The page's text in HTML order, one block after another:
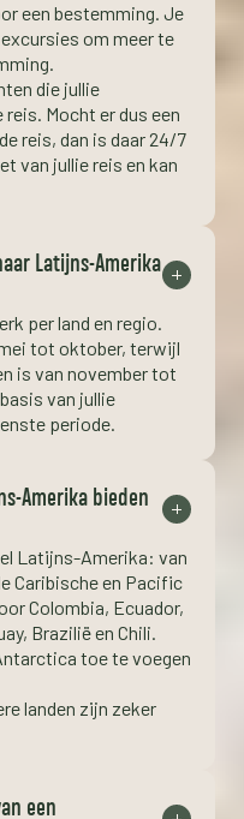
een bestemming. Je
om meer te
die jullie
Mocht er dus een
reis, dan is daar 24/7
van jullie reis en kan
Latijns-Amerika
per land en regio.
tot oktober, terwijl
is van november tot
van jullie
periode.
Amerika bieden
Latijns-Amerika: van
Caribische en Pacific
Colombia, Ecuador,
Brazilië en Chili.
toe te voegen
landen zijn zeker
een